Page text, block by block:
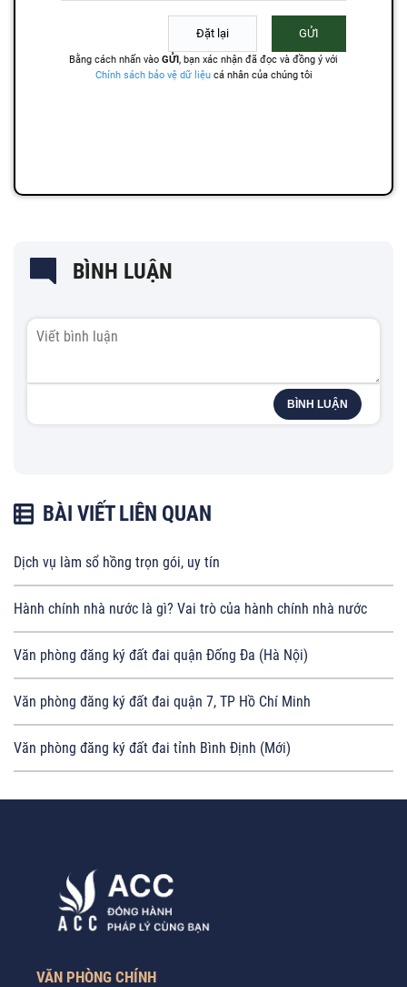
BÌNH LUẬN
BÌNH LUẬN
BÀI VIẾT LIÊN QUAN
Dịch vụ làm sổ hồng trọn gói, uy tín
Hành chính nhà nước là gì? Vai trò của hành chính nhà nước
Văn phòng đăng ký đất đai quận Đống Đa (Hà Nội)
Văn phòng đăng ký đất đai quận 7, TP Hồ Chí Minh
Văn phòng đăng ký đất đai tỉnh Bình Định (Mới)
VĂN PHÒNG CHÍNH